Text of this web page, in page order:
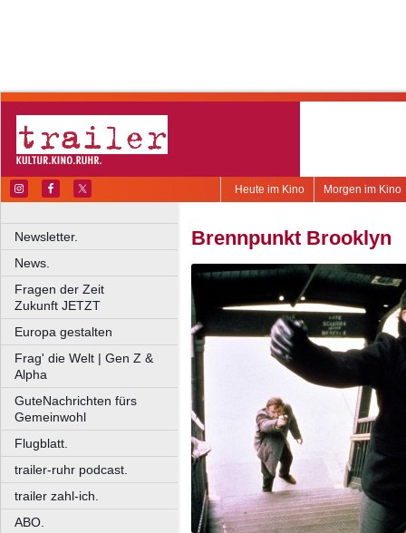
Morgen im Kino
Heute im Kino
Newsletter.
News.
Fragen der Zeit
Zukunft JETZT
Europa gestalten
Frag' die Welt | Gen Z &
Alpha
GuteNachrichten fürs
Gemeinwohl
Flugblatt.
trailer-ruhr podcast.
trailer zahl-ich.
ABO.
Brennpunkt Brooklyn